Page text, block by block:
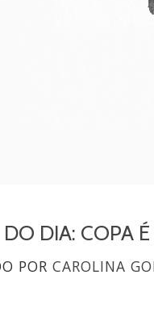
DIA: COPA
POR CAROLINA